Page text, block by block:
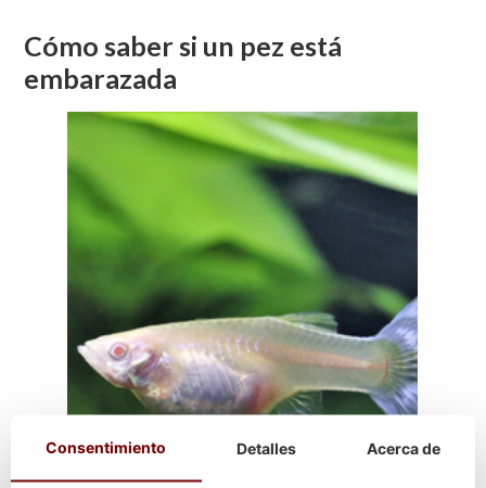
Cómo saber si un pez está
embarazada
Consentimiento Detalles Acerca de